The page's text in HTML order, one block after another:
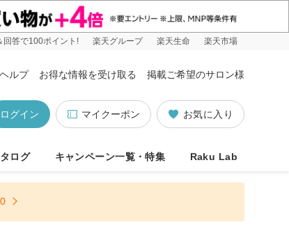
回答で100ポイント! 楽天グループ 楽天生命 楽天市場
ヘルプ お得な情報を受け取る 掲載ご希望のサロン様
お気に入り
マイクーポン
ログイン
ログ キャンペーン一覧・特集 Raku Lab